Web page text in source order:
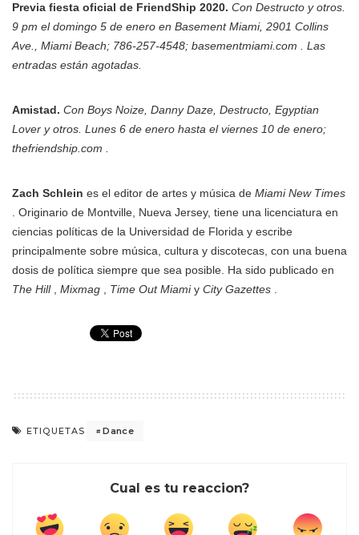
Previa fiesta oficial de FriendShip 2020. Con Destructo y otros.
9 pm el domingo 5 de enero en Basement Miami, 2901 Collins
Ave., Miami Beach; 786-257-4548; basementmiami.com . Las
entradas están agotadas.
Amistad. Con Boys Noize, Danny Daze, Destructo, Egyptian
Lover y otros. Lunes 6 de enero hasta el viernes 10 de enero;
thefriendship.com .
Zach Schlein es el editor de artes y música de Miami New Times
. Originario de Montville, Nueva Jersey, tiene una licenciatura en
ciencias políticas de la Universidad de Florida y escribe
principalmente sobre música, cultura y discotecas, con una buena
dosis de política siempre que sea posible. Ha sido publicado en
The Hill, Mixmag Time Out Miamiy City Gazettes
ETIQUETAS Dance
Cual es tu reaccion?